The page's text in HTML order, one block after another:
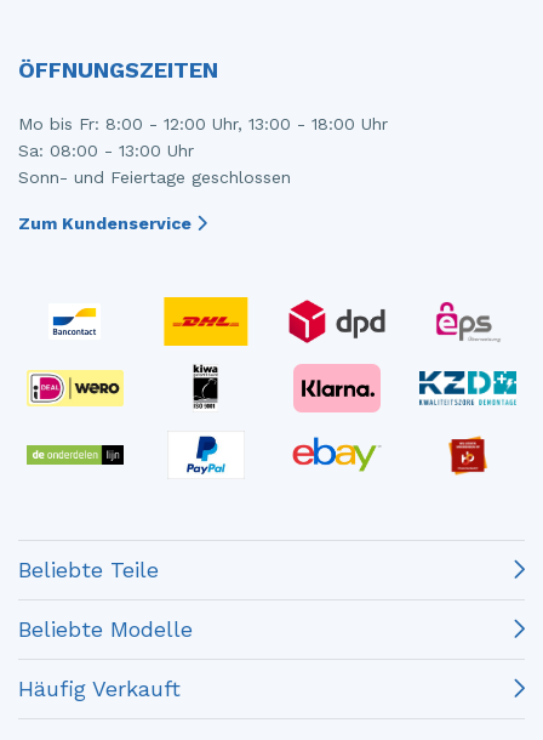
ÖFFNUNGSZEITEN
Mo bis Fr: 8:00 - 12:00 Uhr, 13:00 - 18:00 Uhr
Sa: 08:00 - 13:00 Uhr
Sonn- und Feiertage geschlossen
Zum Kundenservice
Beliebte Teile
Beliebte Modelle
Häufig Verkauft